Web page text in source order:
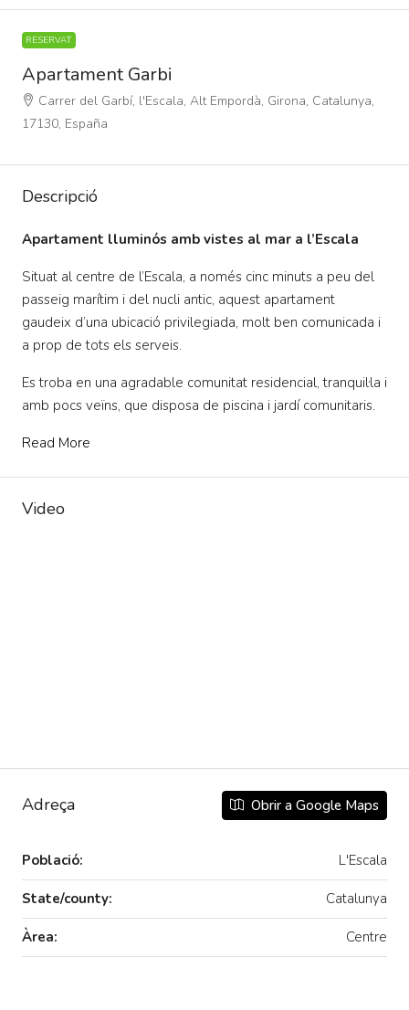
RESERVAT
Apartament Garbi
Carrer del Garbí, l'Escala, Alt Empordà, Girona, Catalunya,
17130, España
Descripció
Apartament lluminós amb vistes al mar a l’Escala
Situat al centre de l’Escala, a només cinc minuts a peu del
passeig marítim i del nucli antic, aquest apartament
gaudeix d’una ubicació privilegiada, molt ben comunicada i
a prop de tots els serveis.
Es troba en una agradable comunitat residencial, tranquil·la i
amb pocs veïns, que disposa de piscina i jardí comunitaris.
Read More
Video
Adreça Obrir a Google Maps
Població: L'Escala
State/county: Catalunya
Àrea: Centre